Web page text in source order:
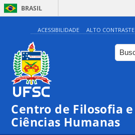
BRASIL
ACESSIBILIDADE ALTO CONTRASTE
Centro de Filosofia e
Ciências Humanas